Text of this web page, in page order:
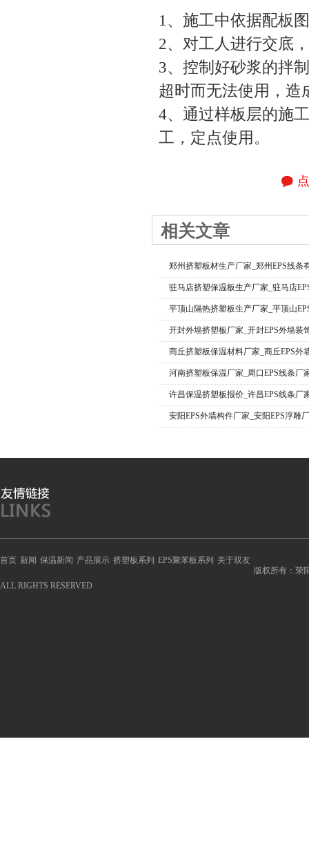
1、施工中依据配板
2、对工人进行交底
3、控制好砂浆的拌
超时而无法使用，造
4、通过样板层的施
工，定点使用。
相关文章
郑州挤塑板材生产厂家_郑州EPS线条
驻马店挤塑保温板生产厂家_驻马店
平顶山隔热挤塑板生产厂家_平顶山
开封外墙挤塑板厂家_开封EPS外墙装
商丘挤塑板保温材料厂家_商丘EPS外
河南挤塑板保温厂家_周口EPS线条厂
许昌保温挤塑板报价_许昌EPS线条厂
安阳EPS外墙构件厂家_安阳EPS浮雕
首页 新闻 保温新闻 产品展示 挤塑板系列 EPS聚苯板系列
关于双友
版权所有：荥
ALL RIGHTS RESERVED